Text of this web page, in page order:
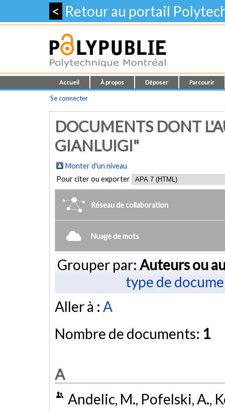
< Retour au portail
Accueil À propos Déposer Parcourir
Se connecter
DOCUMENTS DONT
GIANLUIGI"
Monter d'un niveau
Pour citer ou exporter
Réseau de collaboration
Nuage de mots
Grouper par: Auteurs ou
type de
Aller à : A
Nombre de documents: 1
A
Andelic, M., Pofelski, A.,